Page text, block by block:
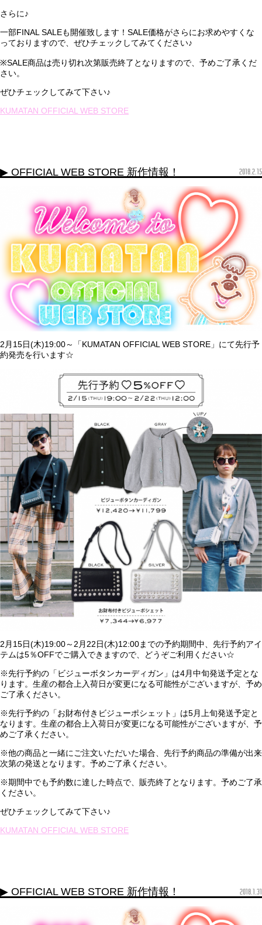
さらに♪
一部FINAL SALEも開催致します！SALE価格がさらにお求めやすくな
っておりますので、ぜひチェックしてみてください♪
※SALE商品は売り切れ次第販売終了となりますので、予めご了承くだ
さい。
ぜひチェックしてみて下さい♪
KUMATAN OFFICIAL WEB STORE
▶ OFFICIAL WEB STORE 新作情報！ 2018.2.15
2月15日(木)19:00～「KUMATAN OFFICIAL WEB STORE」にて先行予
約発売を行います☆
2月15日(木)19:00～2月22日(木)12:00までの予約期間中、先行予約アイ
テムは5％OFFでご購入できますので、どうぞご利用ください☆
※先行予約の「ビジューボタンカーディガン」は4月中旬発送予定とな
ります。生産の都合上入荷日が変更になる可能性がございますが、予め
ご了承ください。
※先行予約の「お財布付きビジューポシェット」は5月上旬発送予定と
なります。生産の都合上入荷日が変更になる可能性がございますが、予
めご了承ください。
※他の商品と一緒にご注文いただいた場合、先行予約商品の準備が出来
次第の発送となります。予めご了承ください。
※期間中でも予約数に達した時点で、販売終了となります。予めご了承
ください。
ぜひチェックしてみて下さい♪
KUMATAN OFFICIAL WEB STORE
▶ OFFICIAL WEB STORE 新作情報！ 2018.1.31